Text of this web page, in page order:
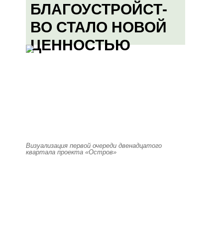
БЛАГОУСТРОЙСТ-
ВО СТАЛО НОВОЙ
ЦЕННОСТЬЮ
Визуализация первой очереди двенадцатого
квартала проекта «Остров»